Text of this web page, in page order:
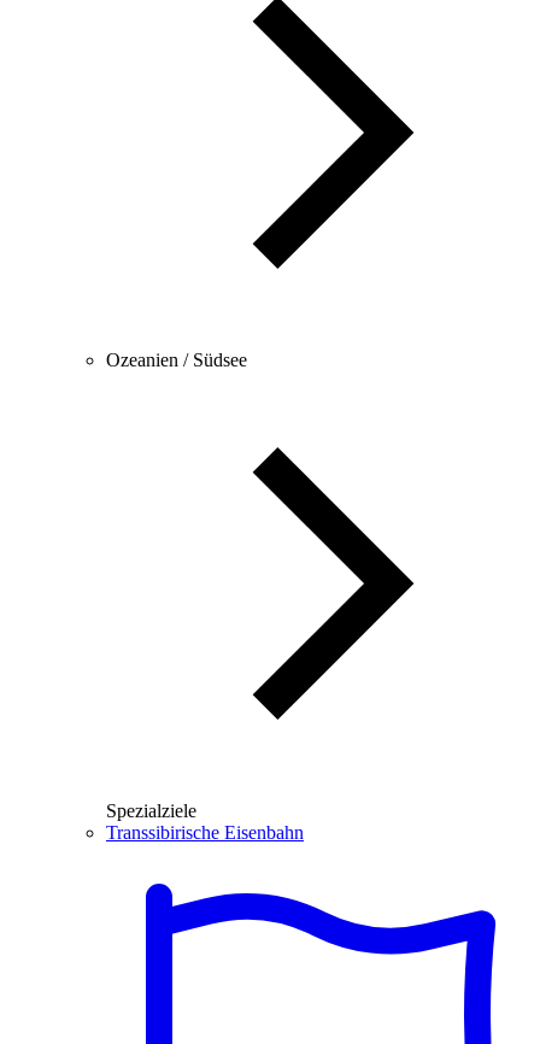
Ozeanien / Südsee
Spezialziele
Transsibirische Eisenbahn